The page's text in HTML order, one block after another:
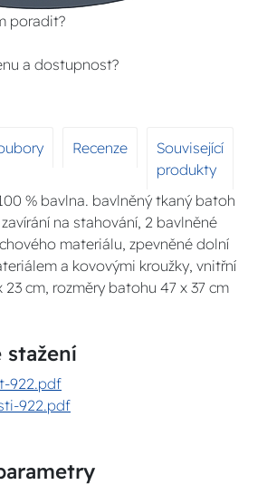
poradit?
a dostupnost?
Recenze
Související
produkty
% bavlna. bavlněný tkaný batoh
na stahování, 2 bavlněné
materiálu, zpevněné dolní
a kovovými kroužky, vnitřní
23 cm, rozměry batohu 47 x 37 cm
stažení
922.pdf
922.pdf